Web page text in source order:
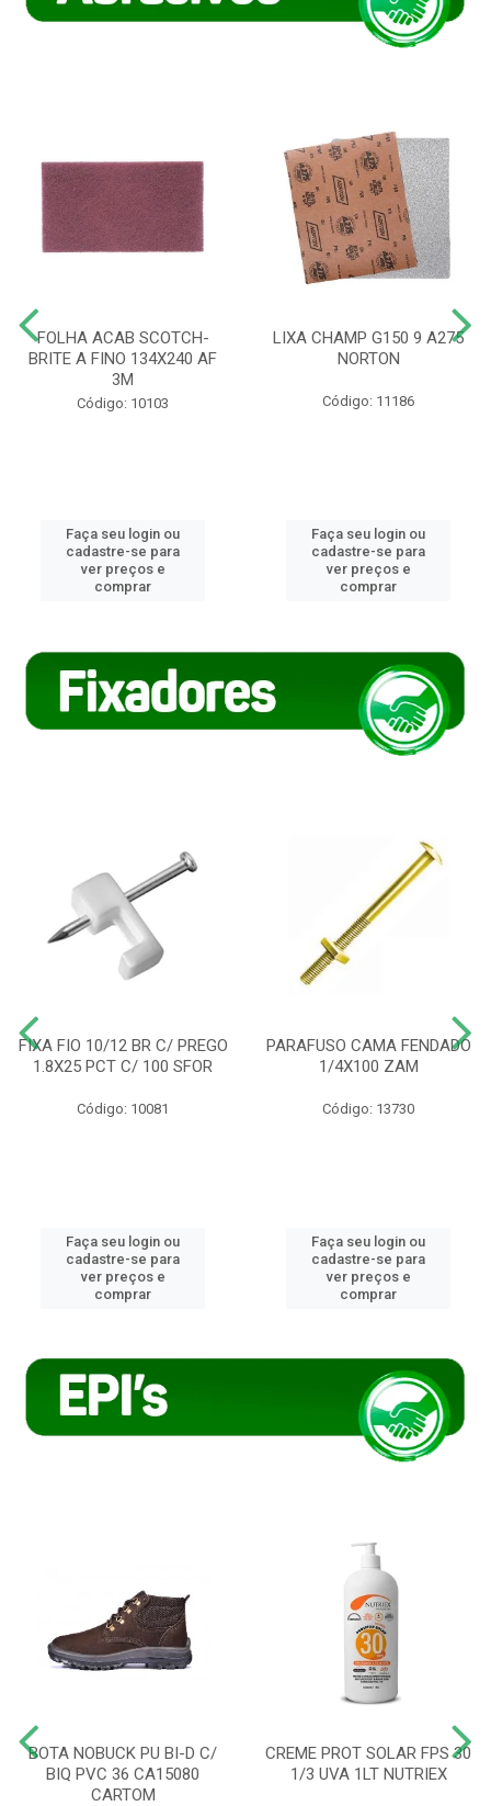
FOLHA ACAB SCOTCH-
BRITE A FINO 134X240 AF
3M
Código: 10103
Faça seu login ou
cadastre-se para
ver preços e
comprar
LIXA CHAMP G150 9 A275
NORTON
Código: 11186
Faça seu login ou
cadastre-se para
ver preços e
comprar
FIXA FIO 10/12 BR C/ PREGO
1.8X25 PCT C/ 100 SFOR
Código: 10081
Faça seu login ou
cadastre-se para
ver preços e
comprar
PARAFUSO CAMA FENDADO
1/4X100 ZAM
Código: 13730
Faça seu login ou
cadastre-se para
ver preços e
comprar
BOTA NOBUCK PU BI-D C/
BIQ PVC 36 CA15080
CARTOM
CREME PROT SOLAR FPS 30
1/3 UVA 1LT NUTRIEX